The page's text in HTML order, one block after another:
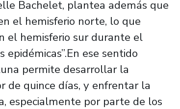
Bachelet, plantea además que
el hemisferio norte, lo que
el hemisferio sur durante el
ese sentido
permite desarrollar la
de quince días, y enfrentar la
especialmente por parte de los